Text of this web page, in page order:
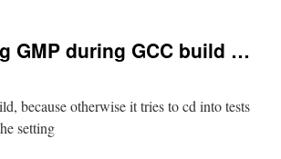
GMP during GCC build …
because otherwise it tries to cd into tests
setting